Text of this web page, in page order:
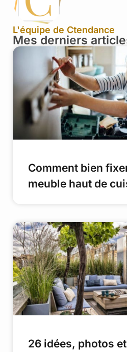
L'équipe de Ctendance
Mes derniers
Comment bien
meuble haut de
26 idées, photos